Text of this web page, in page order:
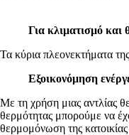
Για κλιματισμό και
Τα κύρια πλεονεκτήματα
Εξοικονόμηση
Με τη χρήση μιας αντλίας
θερμότητας μπορούμε να
θερμομόνωση της